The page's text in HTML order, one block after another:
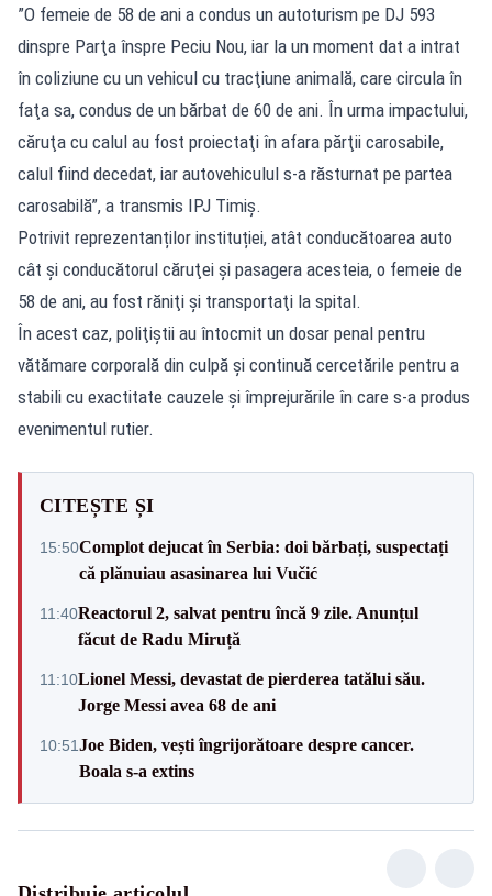
”O femeie de 58 de ani a condus un autoturism pe DJ 593
dinspre Parţa înspre Peciu Nou, iar la un moment dat a intrat
în coliziune cu un vehicul cu tracţiune animală, care circula în
faţa sa, condus de un bărbat de 60 de ani. În urma impactului,
căruţa cu calul au fost proiectaţi în afara părţii carosabile,
calul fiind decedat, iar autovehiculul s-a răsturnat pe partea
carosabilă”, a transmis IPJ Timiş.
Potrivit reprezentanților instituției, atât conducătoarea auto
cât şi conducătorul căruţei şi pasagera acesteia, o femeie de
58 de ani, au fost răniţi şi transportaţi la spital.
În acest caz, poliţiştii au întocmit un dosar penal pentru
vătămare corporală din culpă și continuă cercetările pentru a
stabili cu exactitate cauzele și împrejurările în care s-a produs
evenimentul rutier.
CITEȘTE ȘI
15:50Complot dejucat în Serbia: doi bărbați, suspectați
că plănuiau asasinarea lui Vučić
11:40Reactorul 2, salvat pentru încă 9 zile. Anunțul
făcut de Radu Miruță
11:10Lionel Messi, devastat de pierderea tatălui său.
Jorge Messi avea 68 de ani
10:51Joe Biden, vești îngrijorătoare despre cancer.
Boala s-a extins